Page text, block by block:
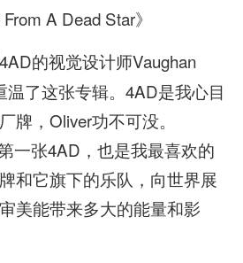
From A Dead Star》
的视觉设计师Vaughan
温了这张专辑。4AD是我心目
牌，Oliver功不可没。
一张4AD，也是我最喜欢的
和它旗下的乐队，向世界展
美能带来多大的能量和影